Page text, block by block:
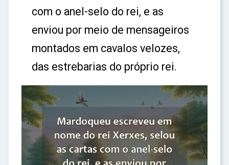
com o anel-selo do rei, e as
enviou por meio de mensageiros
montados em cavalos velozes,
das estrebarias do próprio rei.